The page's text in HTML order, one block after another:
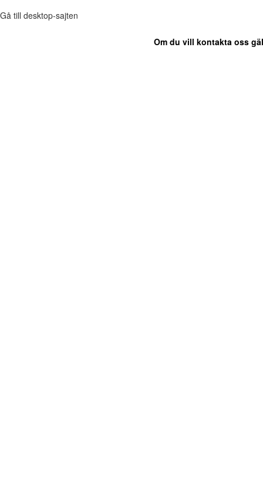
Gå till desktop-sajten
Om du vill kontakta oss